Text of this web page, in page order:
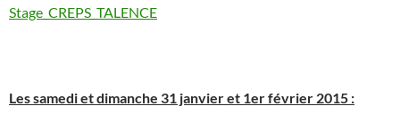
Stage_CREPS_TALENCE
Les samedi et dimanche 31 janvier et 1er février 2015 :